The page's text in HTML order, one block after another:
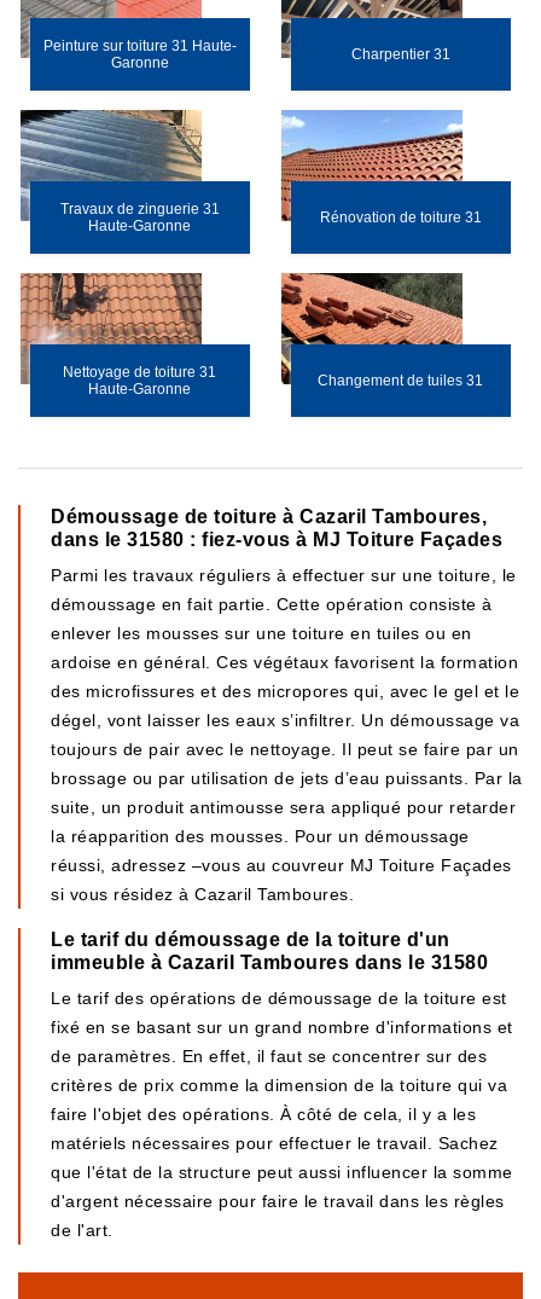
Peinture sur toiture 31 Haute-
Garonne
Charpentier 31
Travaux de zinguerie 31
Haute-Garonne
Rénovation de toiture 31
Nettoyage de toiture 31
Haute-Garonne
Changement de tuiles 31
Démoussage de toiture à Cazaril Tamboures,
dans le 31580 : fiez-vous à MJ Toiture Façades
Parmi les travaux réguliers à effectuer sur une toiture, le
démoussage en fait partie. Cette opération consiste à
enlever les mousses sur une toiture en tuiles ou en
ardoise en général. Ces végétaux favorisent la formation
des microfissures et des micropores qui, avec le gel et le
dégel, vont laisser les eaux s’infiltrer. Un démoussage va
toujours de pair avec le nettoyage. Il peut se faire par un
brossage ou par utilisation de jets d’eau puissants. Par la
suite, un produit antimousse sera appliqué pour retarder
la réapparition des mousses. Pour un démoussage
réussi, adressez –vous au couvreur MJ Toiture Façades
si vous résidez à Cazaril Tamboures.
Le tarif du démoussage de la toiture d'un
immeuble à Cazaril Tamboures dans le 31580
Le tarif des opérations de démoussage de la toiture est
fixé en se basant sur un grand nombre d'informations et
de paramètres. En effet, il faut se concentrer sur des
critères de prix comme la dimension de la toiture qui va
faire l'objet des opérations. À côté de cela, il y a les
matériels nécessaires pour effectuer le travail. Sachez
que l'état de la structure peut aussi influencer la somme
d'argent nécessaire pour faire le travail dans les règles
de l'art.